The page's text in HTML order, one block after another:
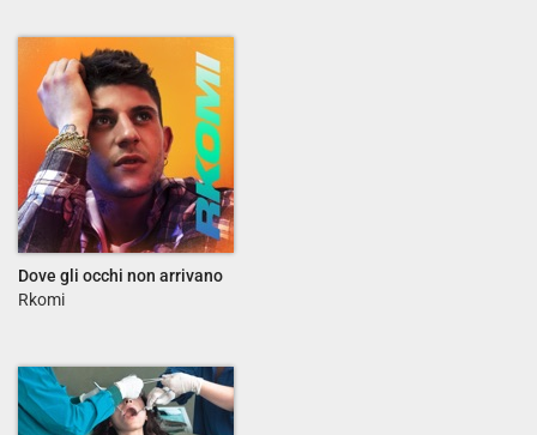
Dove gli occhi non arrivano
Rkomi